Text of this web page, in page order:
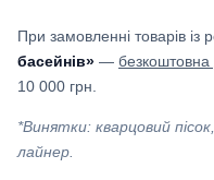
При замовленні товарів із
басейнів» — безкоштовна
10 000 грн.
*Винятки: кварцовий
лайнер.